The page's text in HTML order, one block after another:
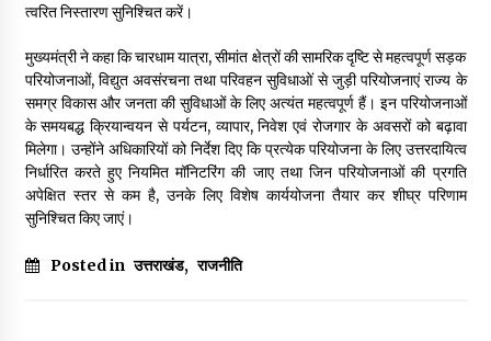
त्वरित निस्तारण सुनिश्चित करें।
मुख्यमंत्री ने कहा कि चारधाम यात्रा, सीमांत क्षेत्रों की सामरिक दृष्टि से महत्वपूर्ण सड़क
परियोजनाओं, विद्युत अवसंरचना तथा परिवहन सुविधाओं से जुड़ी परियोजनाएं राज्य के
समग्र विकास और जनता की सुविधाओं के लिए अत्यंत महत्वपूर्ण हैं। इन परियोजनाओं
के समयबद्ध क्रियान्वयन से पर्यटन, व्यापार, निवेश एवं रोजगार के अवसरों को बढ़ावा
मिलेगा। उन्होंने अधिकारियों को निर्देश दिए कि प्रत्येक परियोजना के लिए उत्तरदायित्व
निर्धारित करते हुए नियमित मॉनिटरिंग की जाए तथा जिन परियोजनाओं की प्रगति
अपेक्षित स्तर से कम है, उनके लिए विशेष कार्ययोजना तैयार कर शीघ्र परिणाम
सुनिश्चित किए जाएं।
Posted in उत्तराखंड, राजनीति